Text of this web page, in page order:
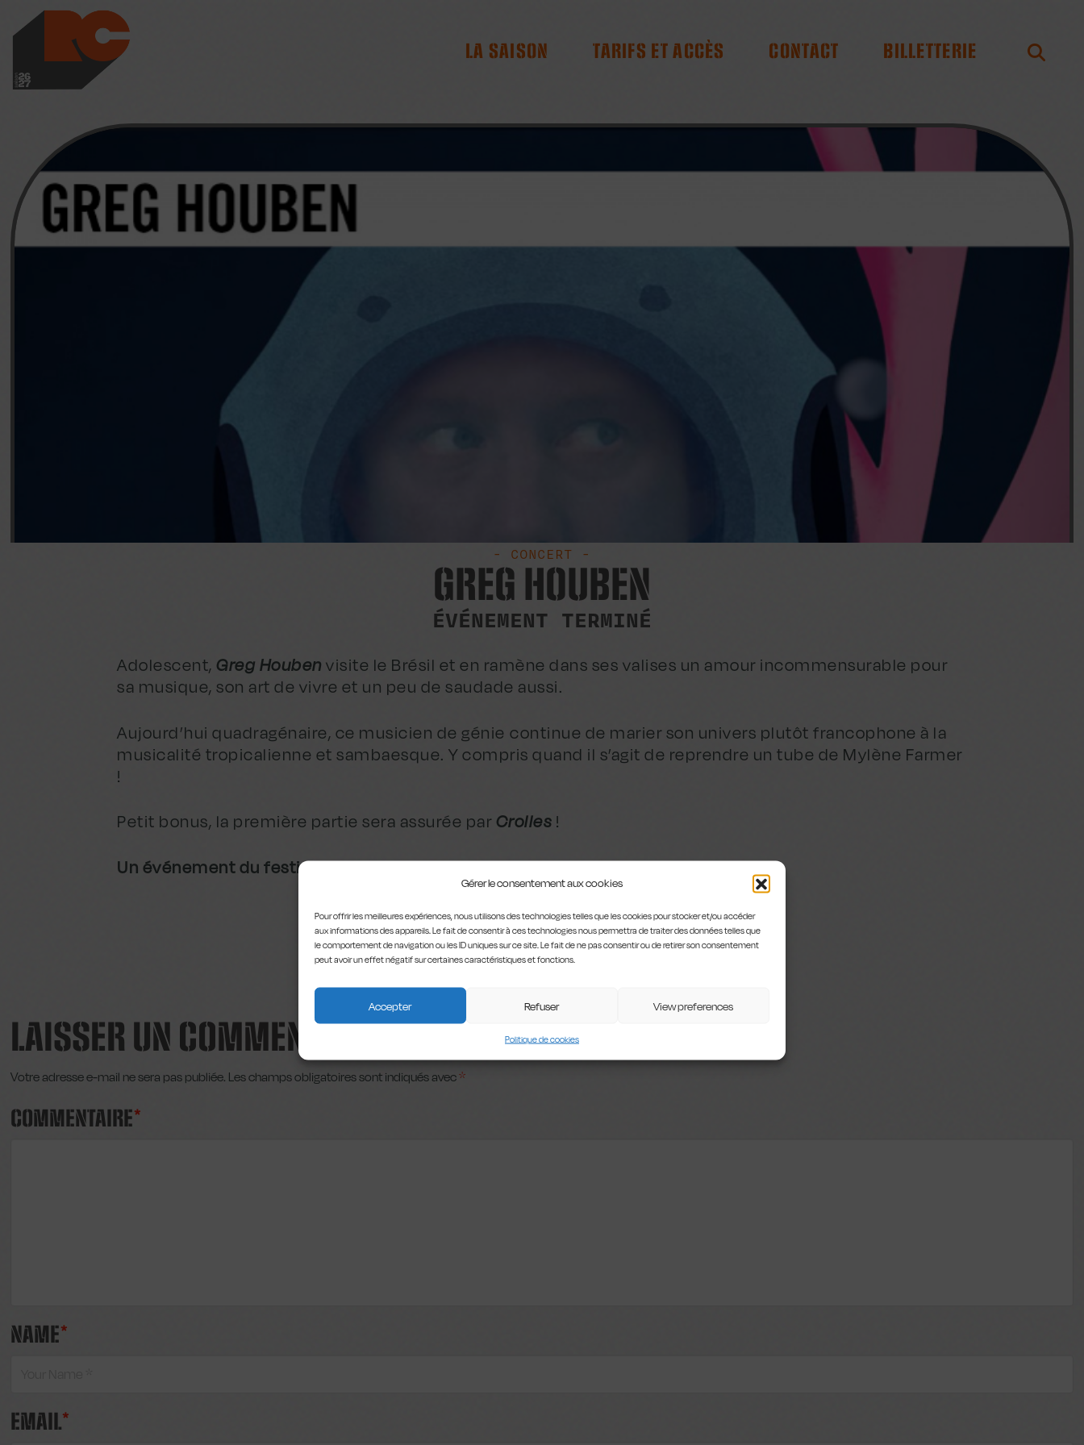
Gérer le consentement aux cookies
Pour offrir les meilleures expériences, nous utilisons des technologies telles que les cookies pour stocker et/ou accéder
aux informations des appareils. Le fait de consentir à ces technologies nous permettra de traiter des données telles que
le comportement de navigation ou les ID uniques sur ce site. Le fait de ne pas consentir ou de retirer son consentement
peut avoir un effet négatif sur certaines caractéristiques et fonctions.
Accepter Refuser View preferences
Politique de cookies
LES RICHES-CLAIRES LA SAISON TARIFS ET ACCÈS CONTACT BILLETTERIE
- CONCERT -
GREG HOUBEN
ÉVÉNEMENT TERMINÉ
Adolescent, Greg Houben visite le Brésil et en ramène dans ses valises un amour incommensurable pour
sa musique, son art de vivre et un peu de saudade aussi.
Aujourd’hui quadragénaire, ce musicien de génie continue de marier son univers plutôt francophone à la
musicalité tropicalienne et sambaesque. Y compris quand il s’agit de reprendre un tube de Mylène Farmer
!
Petit bonus, la première partie sera assurée par Crolles !
Un événement du festival FrancoFaune.
LAISSER UN COMMENTAIRE
Votre adresse e-mail ne sera pas publiée. Les champs obligatoires sont indiqués avec*
COMMENTAIRE*
NAME*
EMAIL*